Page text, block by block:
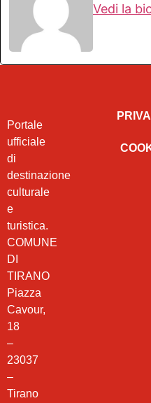
Vedi la
Portale
ufficiale
di
destinazione
culturale
e
turistica.
COMUNE
DI
TIRANO
Piazza
Cavour,
18
–
23037
–
Tirano